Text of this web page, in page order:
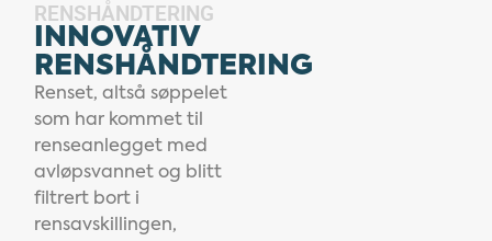
RENSHÅNDTERING
INNOVATIV
RENSHÅNDTERING
Renset, altså søppelet
som har kommet til
renseanlegget med
avløpsvannet og blitt
filtrert bort i
rensavskillingen,